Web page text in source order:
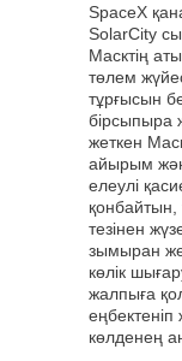
SpaceX
SolarCity
Масктің
төлем
тұрғысын
бірсыпыра
жеткен
айырым
елеулі
қонбайтын,
тезінен
зымыран
көлік
жалпыға
көлденең